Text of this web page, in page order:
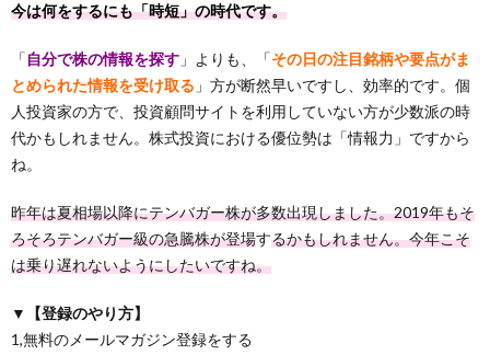
今は何をするにも「時短」の時代です。
「自分で株の情報を探す 」よりも、「その日の注目銘柄や要点がま
とめられた情報を受け取る 」方が断然早いですし、効率的です。個
人投資家の方で、投資顧問サイトを利用していない方が少数派の時
代かもしれません。株式投資における優位勢は「情報力」ですから
ね。
昨年は夏相場以降にテンバガー株が多数出現しました。2019年もそ
ろそろテンバガー級の急騰株が登場するかもしれません。今年こそ
は乗り遅れないようにしたいですね。
▼【登録のやり方】
1,無料のメールマガジン登録をする